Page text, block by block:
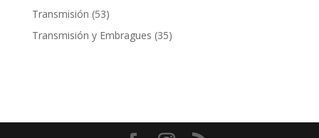
Transmisión 5353
productos
Transmisión y Embragues 3535